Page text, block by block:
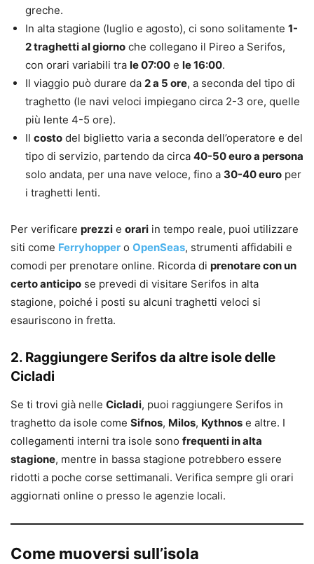
greche.
In alta stagione (luglio e agosto), ci sono solitamente 1-
2 traghetti al giorno che collegano il Pireo a Serifos,
con orari variabili tra le 07:00 e le 16:00.
Il viaggio può durare da 2 a 5 ore, a seconda del tipo di
traghetto (le navi veloci impiegano circa 2-3 ore, quelle
più lente 4-5 ore).
Il costo del biglietto varia a seconda dell’operatore e del
tipo di servizio, partendo da circa 40-50 euro a persona
solo andata, per una nave veloce, fino a 30-40 euro per
i traghetti lenti.
Per verificare prezzi e orari in tempo reale, puoi utilizzare
siti come Ferryhopper o OpenSeas, strumenti affidabili e
comodi per prenotare online. Ricorda di prenotare con un
certo anticipo se prevedi di visitare Serifos in alta
stagione, poiché i posti su alcuni traghetti veloci si
esauriscono in fretta.
2. Raggiungere Serifos da altre isole delle
Cicladi
Se ti trovi già nelle Cicladi, puoi raggiungere Serifos in
traghetto da isole come Sifnos, Milos, Kythnos e altre. I
collegamenti interni tra isole sono frequenti in alta
stagione, mentre in bassa stagione potrebbero essere
ridotti a poche corse settimanali. Verifica sempre gli orari
aggiornati online o presso le agenzie locali.
Come muoversi sull’isola